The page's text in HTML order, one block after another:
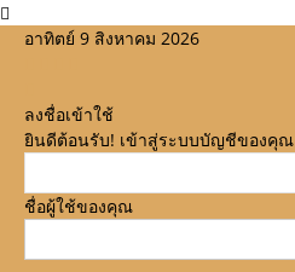
อาทิตย์ 9 สิงหาคม 2026
ลงชื่อเข้าใช้
ยินดีต้อนรับ! เข้าสู่ระบบบัญชีของคุณ
ชื่อผู้ใช้ของคุณ